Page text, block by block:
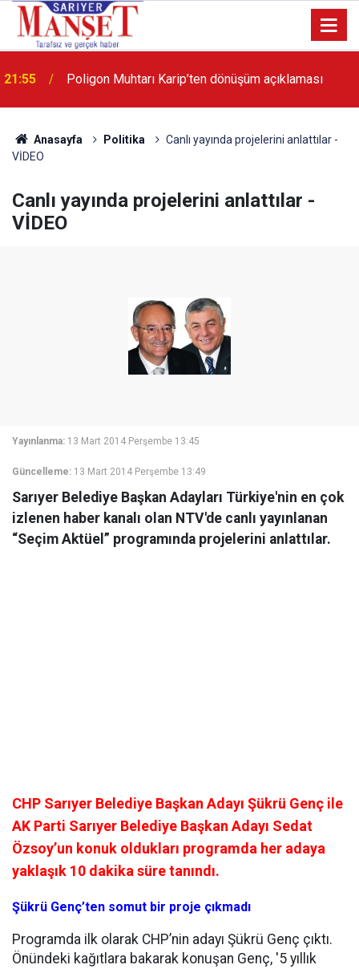
13:36 'Poligon'da İstanbul'a örnek proje gerçekleştirilecek'
Anasayfa Politika
Canlı yayında projelerini anlattılar -
VİDEO
Canlı yayında projelerini anlattılar -
VİDEO
Yayınlanma: 13 Mart 2014 Perşembe 13:45
Güncelleme: 13 Mart 2014 Perşembe 13:49
Sarıyer Belediye Başkan Adayları Türkiye'nin en çok
izlenen haber kanalı olan NTV'de canlı yayınlanan
“Seçim Aktüel” programında projelerini anlattılar.
CHP Sarıyer Belediye Başkan Adayı Şükrü Genç ile
AK Parti Sarıyer Belediye Başkan Adayı Sedat
Özsoy’un konuk oldukları programda her adaya
yaklaşık 10 dakika süre tanındı.
Şükrü Genç’ten somut bir proje çıkmadı
Programda ilk olarak CHP’nin adayı Şükrü Genç çıktı.
Önündeki kağıtlara bakarak konuşan Genç, '5 yıllık